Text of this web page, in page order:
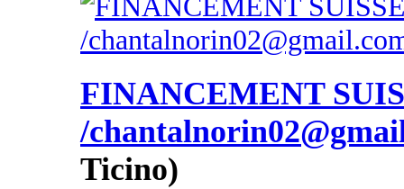
FINANCEMENT
/
Ticino)